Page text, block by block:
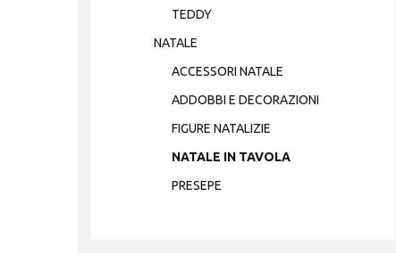
TEDDY
NATALE
ACCESSORI NATALE
ADDOBBI E DECORAZIONI
FIGURE NATALIZIE
NATALE IN TAVOLA
PRESEPE